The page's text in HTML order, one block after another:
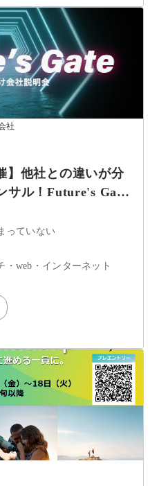
社
】他社との違いが分
サル！Future's Gate
っていない
・web・インターネット